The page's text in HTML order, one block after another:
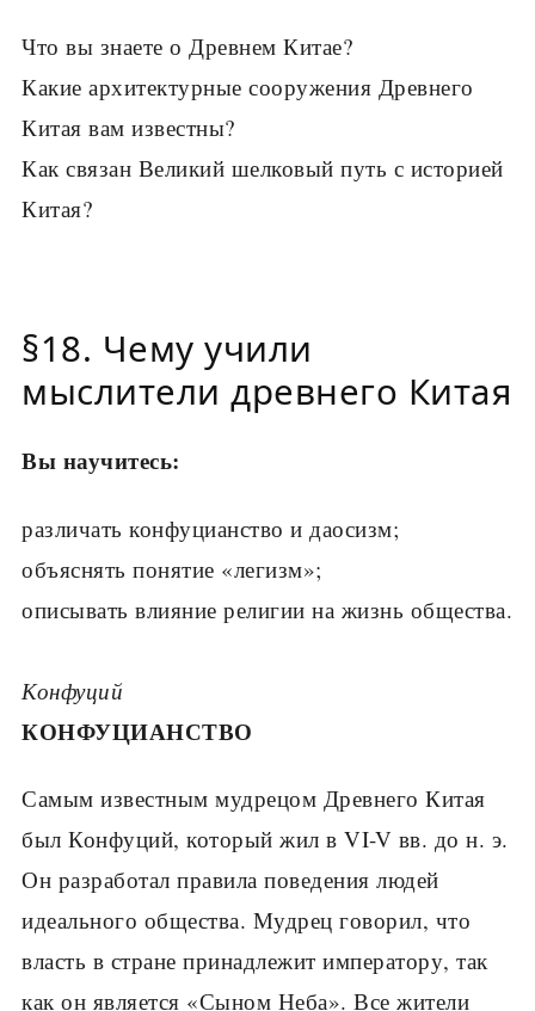
Что вы знаете о Древнем Китае?
Какие архитектурные сооружения Древнего
Китая вам известны?
Как связан Великий шелковый путь с историей
Китая?
§18. Чему учили
мыслители древнего Китая
Вы научитесь:
различать конфуцианство и даосизм;
объяснять понятие «легизм»;
описывать влияние религии на жизнь общества.
Конфуций
КОНФУЦИАНСТВО
Самым известным мудрецом Древнего Китая
был Конфуций, который жил в VI-V вв. до н. э.
Он разработал правила поведения людей
идеального общества. Мудрец гово­рил, что
власть в стране принадлежит импе­ратору, так
как он является «Сыном Неба». Все жители